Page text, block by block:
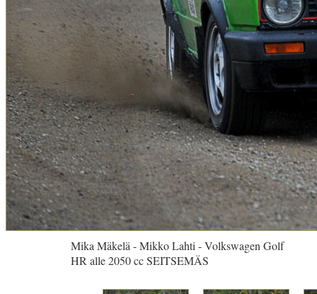
Mika Mäkelä - Mikko Lahti - Volkswagen Golf
HR alle 2050 cc SEITSEMÄS